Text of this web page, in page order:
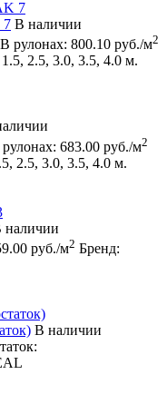
7 В наличии
В рулонах: 800.10 руб./м2
1.5, 2.5, 3.0, 3.5, 4.0 м.
683.00 руб./м2
2.5, 3.0, 3.5, 4.0 м.
наличии
руб./м2 Бренд:
В наличии